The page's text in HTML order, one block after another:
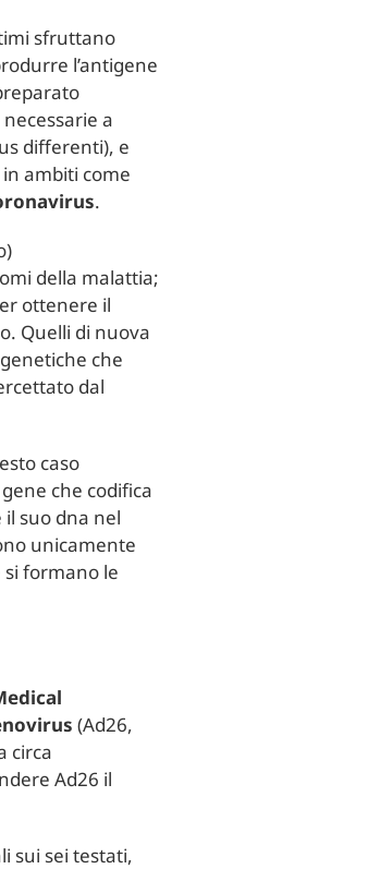
sfruttano
l’antigene
a
differenti), e
ambiti come
.
della malattia;
ottenere il
Quelli di nuova
che
dal
caso
che codifica
suo dna nel
unicamente
formano le
(Ad26,
circa
Ad26 il
sui sei testati,